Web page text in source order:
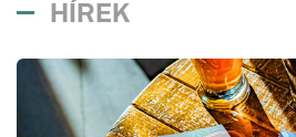
HÍREK